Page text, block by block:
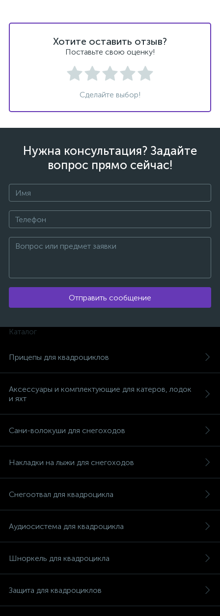
Хотите оставить отзыв?
Поставьте свою оценку!
Сделайте выбор!
Нужна консультация? Задайте
вопрос прямо сейчас!
Отправить сообщение
Каталог
Прицепы для квадроциклов
Аксессуары и комплектующие для катеров, лодок
и яхт
Сани-волокуши для снегоходов
Накладки на лыжи для снегоходов
Снегоотвал для квадроцикла
Аудиосистема для квадроцикла
Шноркель для квадроцикла
Защита для квадроциклов